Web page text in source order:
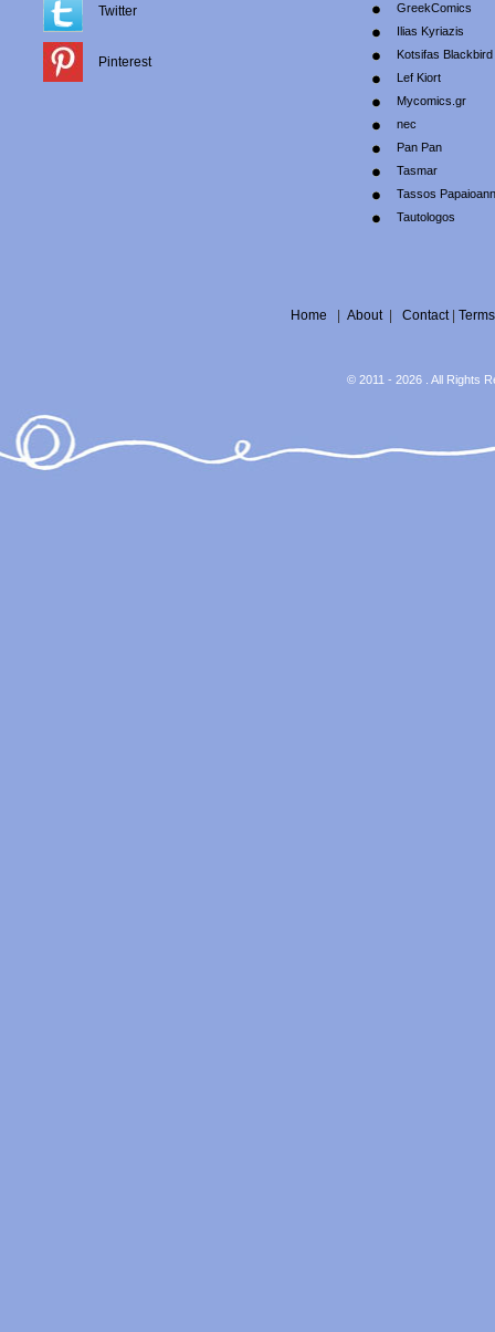
Twitter
Pinterest
GreekComics
Ilias Kyriazis
Kotsifas Blackbird
Lef Kiort
Mycomics.gr
nec
Pan Pan
Tasmar
Tassos
Tautologos
Home About| Contact| Terms
© 2011 - 2026 . All Rights